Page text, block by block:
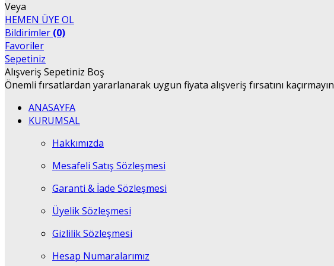
Veya
HEMEN ÜYE OL
Bildirimler (0)
Favoriler
Sepetiniz
Alışveriş Sepetiniz Boş
Önemli fırsatlardan yararlanarak uygun fiyata alışveriş fırsatını kaçırmayın
ANASAYFA
KURUMSAL
Hakkımızda
Mesafeli Satış Sözleşmesi
Garanti & İade Sözleşmesi
Üyelik Sözleşmesi
Gizlilik Sözleşmesi
Hesap Numaralarımız